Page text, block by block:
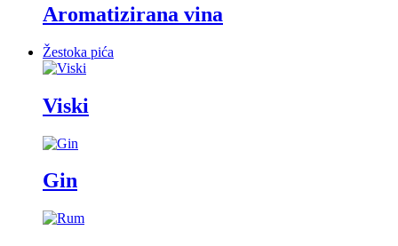
Aromatizirana vina
Žestoka pića
Viski
Gin